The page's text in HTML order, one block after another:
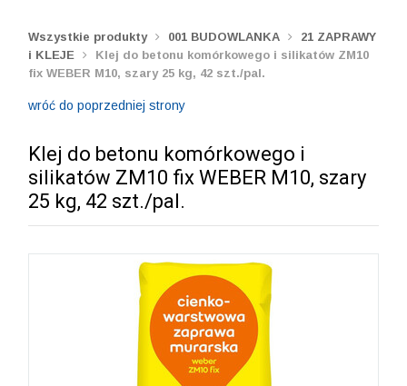
Wszystkie produkty 001 BUDOWLANKA
21 ZAPRAWY
i KLEJE
Klej do betonu komórkowego i silikatów ZM10
fix WEBER M10, szary 25 kg, 42 szt./pal.
wróć do poprzedniej strony
Klej do betonu komórkowego i
silikatów ZM10 fix WEBER M10, szary
25 kg, 42 szt./pal.